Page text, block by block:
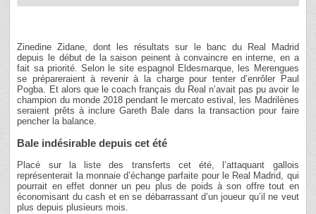
Zinedine Zidane, dont les résultats sur le banc du Real Madrid
depuis le début de la saison peinent à convaincre en interne, en a
fait sa priorité. Selon le site espagnol Eldesmarque, les Merengues
se prépareraient à revenir à la charge pour tenter d’enrôler Paul
Pogba. Et alors que le coach français du Real n’avait pas pu avoir le
champion du monde 2018 pendant le mercato estival, les Madrilènes
seraient prêts à inclure Gareth Bale dans la transaction pour faire
pencher la balance.
Bale indésirable depuis cet été
Placé sur la liste des transferts cet été, l’attaquant gallois
représenterait la monnaie d’échange parfaite pour le Real Madrid, qui
pourrait en effet donner un peu plus de poids à son offre tout en
économisant du cash et en se débarrassant d’un joueur qu’il ne veut
plus depuis plusieurs mois.